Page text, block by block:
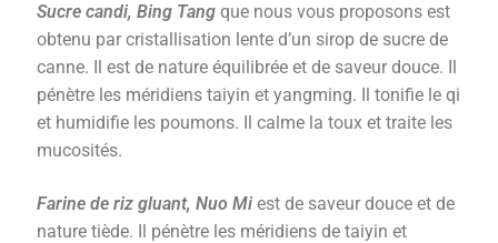
Sucre candi, Bing Tang que nous vous proposons est
obtenu par cristallisation lente d’un sirop de sucre de
canne. Il est de nature équilibrée et de saveur douce. Il
pénètre les méridiens taiyin et yangming. Il tonifie le qi
et humidifie les poumons. Il calme la toux et traite les
mucosités.
Farine de riz gluant, Nuo Mi est de saveur douce et de
nature tiède. Il pénètre les méridiens de taiyin et